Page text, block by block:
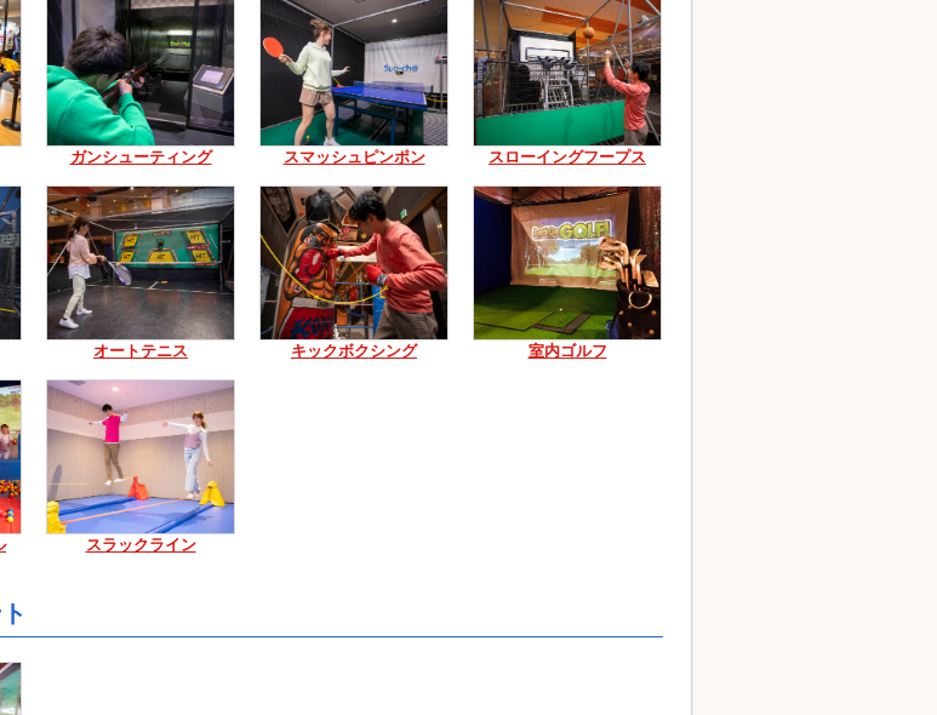
ガンシューティング スマッシュピンポン スローイングフープス
オートテニス キックボクシング 室内ゴルフ
スラックライン